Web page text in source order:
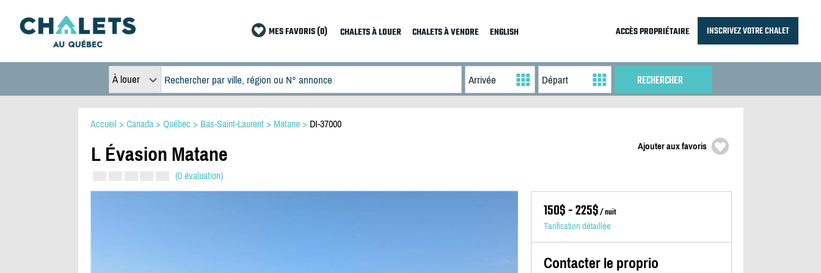
MES FAVORIS (0) CHALETS À LOUER CHALETS À VENDRE ENGLISH ACCÈS PROPRIÉTAIRE INSCRIVEZ VOTRE CHALET
À louer
Accueil > Canada> Québec > Bas-Saint-Laurent> Matane> DI-37000
L Évasion Matane
(0 évaluation)
Ajouter aux favoris
150$ - 225$/ nuit
Tarification détaillée
Contacter le proprio